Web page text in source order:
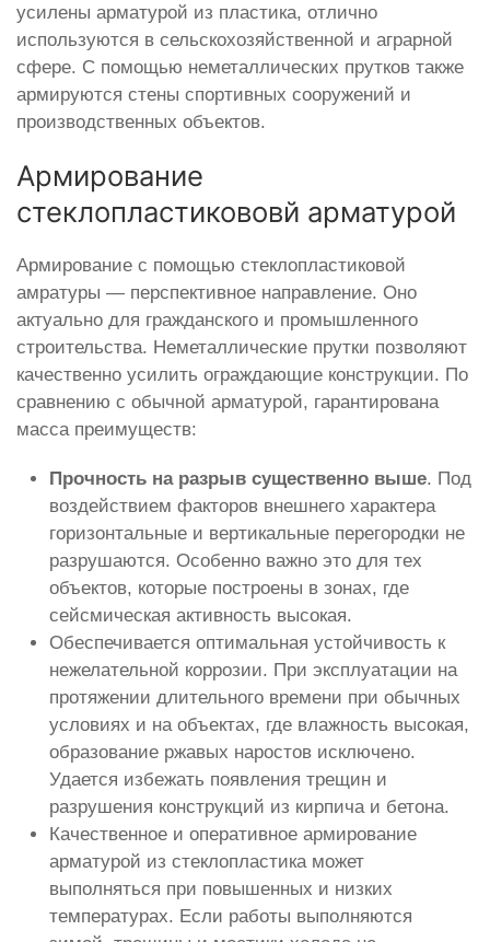
усилены арматурой из пластика, отлично
используются в сельскохозяйственной и аграрной
сфере. С помощью неметаллических прутков также
армируются стены спортивных сооружений и
производственных объектов.
Армирование
стеклопластикововй арматурой
Армирование с помощью стеклопластиковой
амратуры — перспективное направление. Оно
актуально для гражданского и промышленного
строительства. Неметаллические прутки позволяют
качественно усилить ограждающие конструкции. По
сравнению с обычной арматурой, гарантирована
масса преимуществ:
Прочность на разрыв существенно выше. Под
воздействием факторов внешнего характера
горизонтальные и вертикальные перегородки не
разрушаются. Особенно важно это для тех
объектов, которые построены в зонах, где
сейсмическая активность высокая.
Обеспечивается оптимальная устойчивость к
нежелательной коррозии. При эксплуатации на
протяжении длительного времени при обычных
условиях и на объектах, где влажность высокая,
образование ржавых наростов исключено.
Удается избежать появления трещин и
разрушения конструкций из кирпича и бетона.
Качественное и оперативное армирование
арматурой из стеклопластика может
выполняться при повышенных и низких
температурах. Если работы выполняются